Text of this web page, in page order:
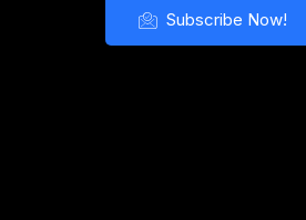
Subscribe Now!